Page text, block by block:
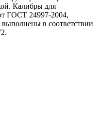
Калибры для
ГОСТ 24997-2004,
в соответствии